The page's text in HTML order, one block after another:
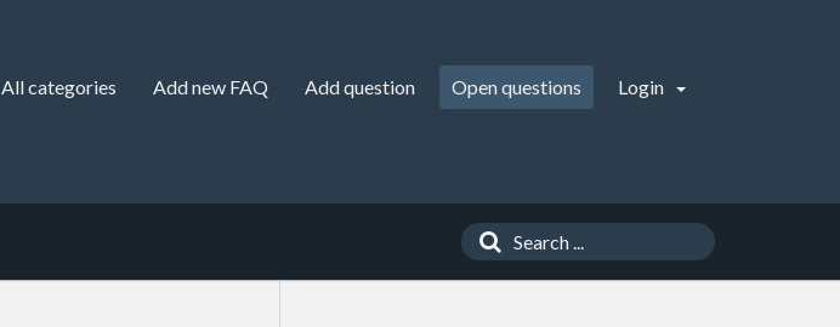
All categories Add new FAQ Add question Open questions Login